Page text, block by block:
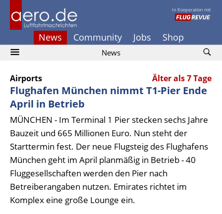
In Kooperation mit
News Community Jobs Shop
News
Airports Älter als 7 Tage
Flughafen München nimmt T1-Pier Ende
April in Betrieb
MÜNCHEN - Im Terminal 1 Pier stecken sechs Jahre
Bauzeit und 665 Millionen Euro. Nun steht der
Starttermin fest. Der neue Flugsteig des Flughafens
München geht im April planmäßig in Betrieb - 40
Fluggesellschaften werden den Pier nach
Betreiberangaben nutzen. Emirates richtet im
Komplex eine große Lounge ein.